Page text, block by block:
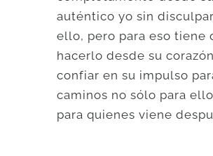
auténtico yo sin
ello, pero para eso tiene
hacerlo desde su
confiar en su impulso
caminos no sólo para
para quienes viene